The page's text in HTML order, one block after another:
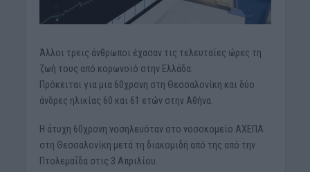
Άλλοι τρεις άνθρωποι έχασαν τις τελευταίες ώρες τη
ζωή τους από κορωνοϊό στην Ελλάδα.
Πρόκειται για μια 60χρονη στη Θεσσαλονίκη και δύο
άνδρες ηλικίας 60 και 61 ετών στην Αθήνα.
Η άτυχη 60χρονη νοσηλευόταν στο νοσοκομείο ΑΧΕΠΑ
στη Θεσσαλονίκη μετά τη διακομιδή από της από την
Πτολεμαΐδα στις 3 Απριλίου.